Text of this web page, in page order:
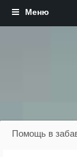
Помощь в